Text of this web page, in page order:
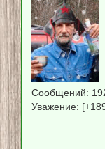
Сообщений:
Уважение: